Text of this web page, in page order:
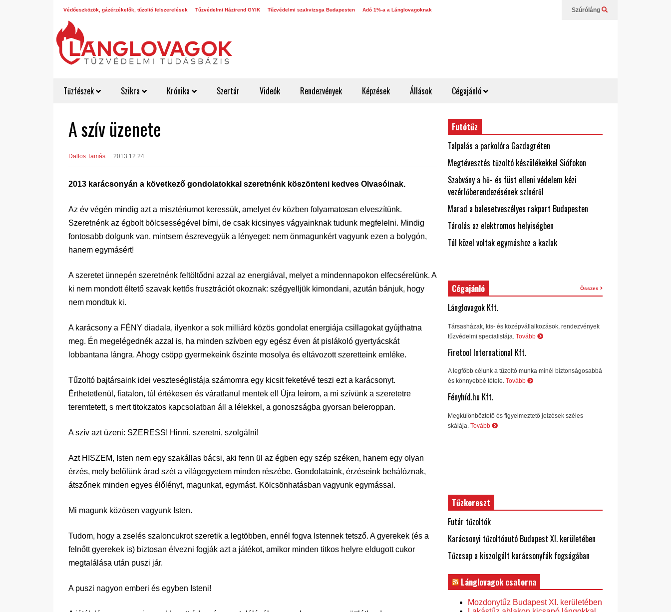
Védőeszközök, gázérzékelők, tűzoltó felszerelések Tűzvédelmi Házirend GYIK Tűzvédelmi szakvizsga Budapesten Adó 1%-a a Lánglovagoknak Szúróláng
Tűzfészek Szikra Krónika Szertár Videók Rendezvények Képzések Állások Cégajánló
A szív üzenete
Dallos Tamás 2013.12.24.
2013 karácsonyán a következő gondolatokkal szeretnénk köszönteni kedves Olvasóinak.
Az év végén mindig azt a misztériumot keressük, amelyet év közben folyamatosan elveszítünk.
Szeretnénk az égbolt bölcsességével bírni, de csak kicsinyes vágyainknak tudunk megfelelni. Mindig
fontosabb dolgunk van, mintsem észrevegyük a lényeget: nem önmagunkért vagyunk ezen a bolygón,
hanem egymásért!
A szeretet ünnepén szeretnénk feltöltődni azzal az energiával, melyet a mindennapokon elfecsérelünk. A
ki nem mondott éltető szavak kettős frusztrációt okoznak: szégyelljük kimondani, azután bánjuk, hogy
nem mondtuk ki.
A karácsony a FÉNY diadala, ilyenkor a sok milliárd közös gondolat energiája csillagokat gyújthatna
meg. Én megelégednék azzal is, ha minden szívben egy egész éven át pislákoló gyertyácskát
lobbantana lángra. Ahogy csöpp gyermekeink őszinte mosolya és eltávozott szeretteink emléke.
Tűzoltó bajtársaink idei veszteséglistája számomra egy kicsit feketévé teszi ezt a karácsonyt.
Érthetetlenül, fiatalon, túl értékesen és váratlanul mentek el! Újra leírom, a mi szívünk a szeretetre
teremtetett, s mert titokzatos kapcsolatban áll a lélekkel, a gonoszságba gyorsan beleroppan.
A szív azt üzeni: SZERESS! Hinni, szeretni, szolgálni!
Azt HISZEM, Isten nem egy szakállas bácsi, aki fenn ül az égben egy szép széken, hanem egy olyan
érzés, mely belőlünk árad szét a világegyetem minden részébe. Gondolataink, érzéseink behálóznak,
átszőnek minden egyes élőlényt, magunkat, egymást. Kölcsönhatásban vagyunk egymással.
Mi magunk közösen vagyunk Isten.
Tudom, hogy a zselés szaloncukrot szeretik a legtöbben, ennél fogva Istennek tetsző. A gyerekek (és a
felnőtt gyerekek is) biztosan élvezni fogják azt a játékot, amikor minden titkos helyre eldugott cukor
megtalálása után puszi jár.
A puszi nagyon emberi és egyben Isteni!
Futótűz
Talpalás a parkolóra Gazdagréten
Megtévesztés tűzoltó készülékekkel Siófokon
Szabvány a hő- és füst elleni védelem kézi
vezérlőberendezésének színéről
Marad a balesetveszélyes rakpart Budapesten
Tárolás az elektromos helyiségben
Túl közel voltak egymáshoz a kazlak
Cégajánló Összes
Lánglovagok Kft.
Társasházak, kis- és középvállalkozások, rendezvények
tűzvédelmi specialistája. Tovább
Firetool International Kft.
A legfőbb célunk a tűzoltó munka minél biztonságosabbá
és könnyebbé tétele. Tovább
Fényhíd.hu Kft.
Megkülönböztető és figyelmeztető jelzések széles
skálája. Tovább
Tűzkereszt
Futár tűzoltók
Karácsonyi tűzoltóautó Budapest XI. kerületében
Tűzcsap a kiszolgált karácsonyfák fogságában
Lánglovagok csatorna
Mozdonytűz Budapest XI. kerületében